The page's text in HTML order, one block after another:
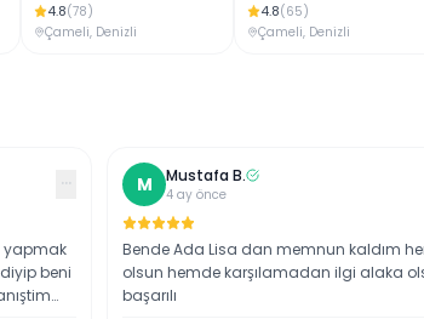
4.8(78)
Çameli, Denizli
4.8(65)
Çameli, Denizli
···
yapmak
beni
M Mustafa B.
4 ay önce
Bende Ada Lisa dan memnun kaldım
olsun hemde karşılamadan ilgi alaka
başarılı